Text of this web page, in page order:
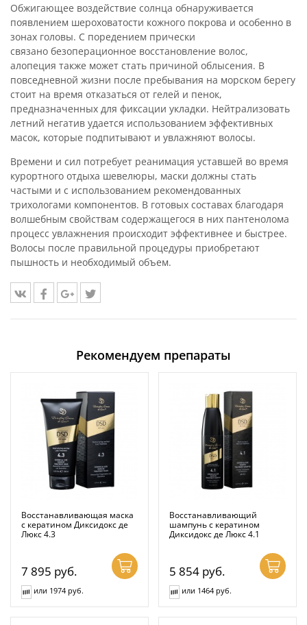
Обжигающее воздействие солнца обнаруживается
появлением шероховатости кожного покрова и особенно в
зонах головы. С поредением прически
связано безоперационное восстановление волос,
алопеция также может стать причиной облысения. В
повседневной жизни после пребывания на морском берегу
стоит на время отказаться от гелей и пенок,
предназначенных для фиксации укладки. Нейтрализовать
летний негатив удается использованием эффективных
масок, которые подпитывают и увлажняют волосы.
Времени и сил потребует реанимация уставшей во время
курортного отдыха шевелюры, маски должны стать
частыми и с использованием рекомендованных
трихологами компонентов. В готовых составах благодаря
волшебным свойствам содержащегося в них пантенолома
процесс увлажнения происходит эффективнее и быстрее.
Волосы после правильной процедуры приобретают
пышность и необходимый объем.
Рекомендуем препараты
Восстанавливающая маска
с кератином Диксидокс де
Люкс 4.3
7 895 руб.
или 1974 руб.
Восстанавливающий
шампунь с кератином
Диксидокс де Люкс 4.1
5 854 руб.
или 1464 руб.